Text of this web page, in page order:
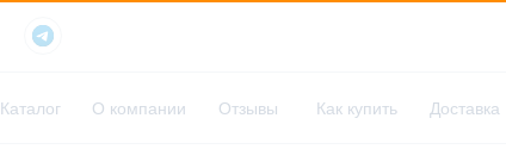
Каталог О компании Отзывы Доставка
Как купить